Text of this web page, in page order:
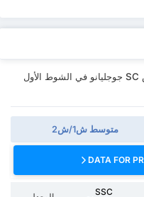
إحصائيات البطاقات لـ بوتينزا كالتشيو و إس SC جوجليانو في الشوط الأول
متوسط ش1/ش2
DATA FOR
SSC